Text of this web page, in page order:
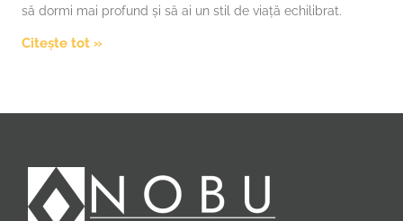
să dormi mai profund și să ai un stil de viață echilibrat.
Citește tot »